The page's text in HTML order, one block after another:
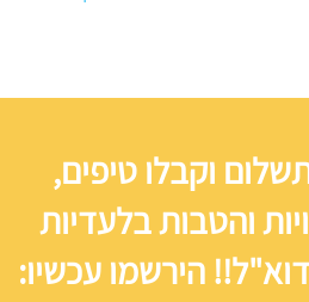
וקבלו טיפים,
והטבות בלעדיות
הירשמו עכשיו: